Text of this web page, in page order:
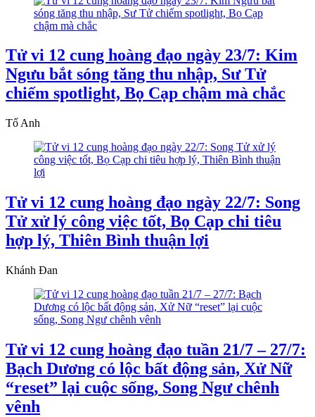
Tử vi 12 cung hoàng đạo ngày 23/7: Kim
Ngưu bắt sóng tăng thu nhập, Sư Tử
chiếm spotlight, Bọ Cạp chậm mà chắc
Tố Anh
Tử vi 12 cung hoàng đạo ngày 22/7: Song
Tử xử lý công việc tốt, Bọ Cạp chi tiêu
hợp lý, Thiên Bình thuận lợi
Khánh Đan
Tử vi 12 cung hoàng đạo tuần 21/7 – 27/7:
Bạch Dương có lộc bất động sản, Xử Nữ
“reset” lại cuộc sống, Song Ngư chênh
vênh